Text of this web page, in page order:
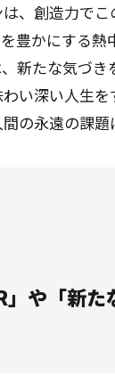
、創造⼒で
豊かにする
新たな気づ
い深い⼈⽣を
の永遠の課
」や「新